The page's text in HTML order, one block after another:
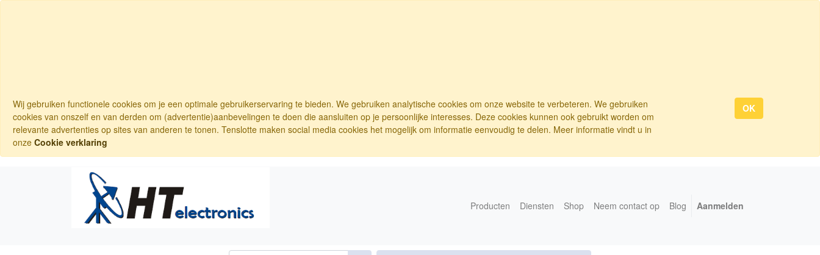
Wij gebruiken functionele cookies om je een optimale gebruikerservaring te bieden. We gebruiken analytische cookies om onze website te verbeteren. We gebruiken
cookies van onszelf en van derden om (advertentie)aanbevelingen te doen die aansluiten op je persoonlijke interesses. Deze cookies kunnen ook gebruikt worden om
relevante advertenties op sites van anderen te tonen. Tenslotte maken social media cookies het mogelijk om informatie eenvoudig te delen. Meer informatie vindt u in
onze Cookie verklaring
OK
Producten Diensten Shop Neem contact op Blog Aanmelden